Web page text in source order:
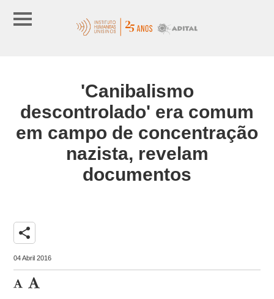
'Canibalismo
descontrolado' era comum
em campo de concentração
nazista, revelam
documentos
share
04 Abril 2016